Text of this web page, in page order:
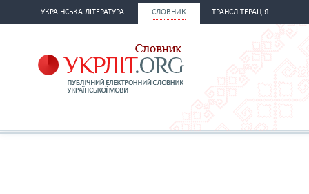
УКРАЇНСЬКА ЛІТЕРАТУРА СЛОВНИК ТРАНСЛІТЕРАЦІЯ